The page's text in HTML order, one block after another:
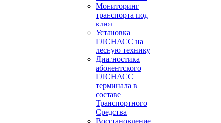
Мониторинг
транспорта под
ключ
Установка
ГЛОНАСС на
лесную технику
Диагностика
абонентского
ГЛОНАСС
терминала в
составе
Транспортного
Средства
Восстановление